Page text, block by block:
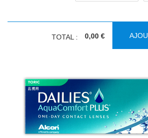
TOTAL : 0,00 €